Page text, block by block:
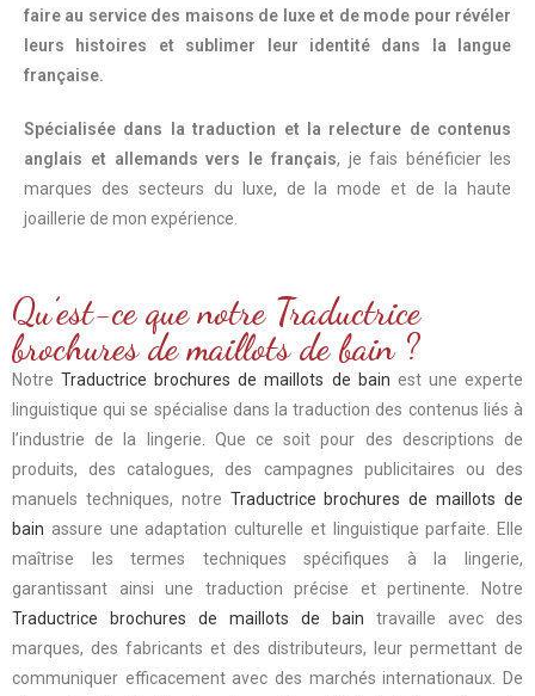
faire au service des maisons de luxe et de mode pour révéler
leurs histoires et sublimer leur identité dans la langue
française.
Spécialisée dans la traduction et la relecture de contenus
anglais et allemands vers le français, je fais bénéficier les
marques des secteurs du luxe, de la mode et de la haute
joaillerie de mon expérience.
Qu’est-ce que notre Traductrice
brochures de maillots de bain ?
NotreTraductrice brochures de maillots de bain est une experte
linguistique qui se spécialise dans la traduction des contenus liés à
l’industrie de la lingerie. Que ce soit pour des descriptions de
produits, des catalogues, des campagnes publicitaires ou des
manuels techniques, notre Traductrice brochures de maillots de
bain assure une adaptation culturelle et linguistique parfaite. Elle
maîtrise les termes techniques spécifiques à la lingerie,
garantissant ainsi une traduction précise et pertinente. Notre
Traductrice brochures de maillots de bain travaille avec des
marques, des fabricants et des distributeurs, leur permettant de
communiquer efficacement avec des marchés internationaux. De